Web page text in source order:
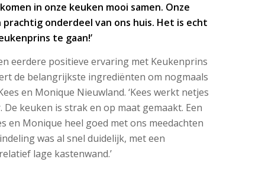
in onze keuken mooi samen. Onze
onderdeel van ons huis. Het is echt
te gaan!’
eerdere positieve ervaring met Keukenprins
de belangrijkste ingrediënten om nogmaals
en Monique Nieuwland. ‘Kees werkt netjes
keuken is strak en op maat gemaakt. Een
en Monique heel goed met ons meedachten
was al snel duidelijk, met een
lage kastenwand.’